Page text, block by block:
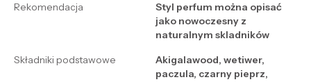
Rekomendacja
Styl perfum można opisać
jako nowoczesny z
naturalnym skladników
Składniki podstawowe
Akigalawood, wetiwer,
paczula, czarny pieprz,